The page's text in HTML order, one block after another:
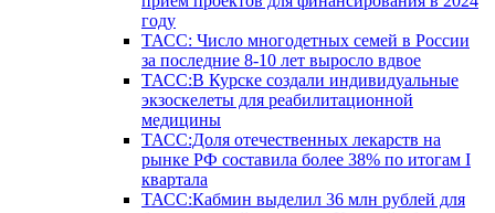
году
ТАСС: Число многодетных семей в России
за последние 8-10 лет выросло вдвое
ТАСС:В Курске создали индивидуальные
экзоскелеты для реабилитационной
медицины
ТАСС:Доля отечественных лекарств на
рынке РФ составила более 38% по итогам I
квартала
ТАСС:Кабмин выделил 36 млн рублей для